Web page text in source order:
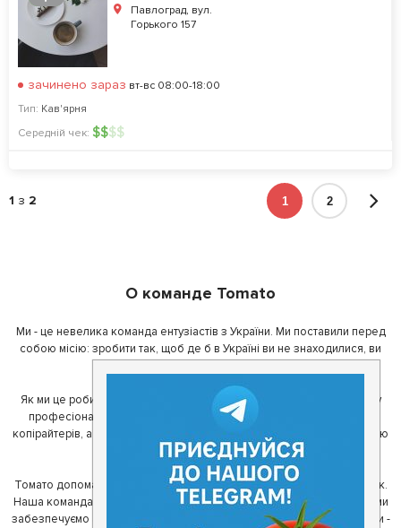
Павлоград, вул.
Горького 157
зачинено зараз вт-вс 08:00-18:00
Тип: Кав'ярня
Середній чек: $$$$
1 з 2 1 2
О команде Tomato
Ми - це невелика команда ентузіастів з України. Ми поставили перед
собою місію: зробити так, щоб де б в Україні ви не знаходилися, ви
Як ми це робимо? Для початку, ми зібрали приголомшливу команду
професіоналів - фахівців з дизайну, програмування, маркетингу,
копірайтерів, а за сумісництвом - любителів гарної їжі. З їх допомогою
ми створили Томато.
Томато допомагає своїм користувачам знайти цікаві місця неподалік.
Наша команда регулярно зв'язується з ресторанами - таким чином ми
забезпечуємо актуальність інформації. Друга частина нашої команди -